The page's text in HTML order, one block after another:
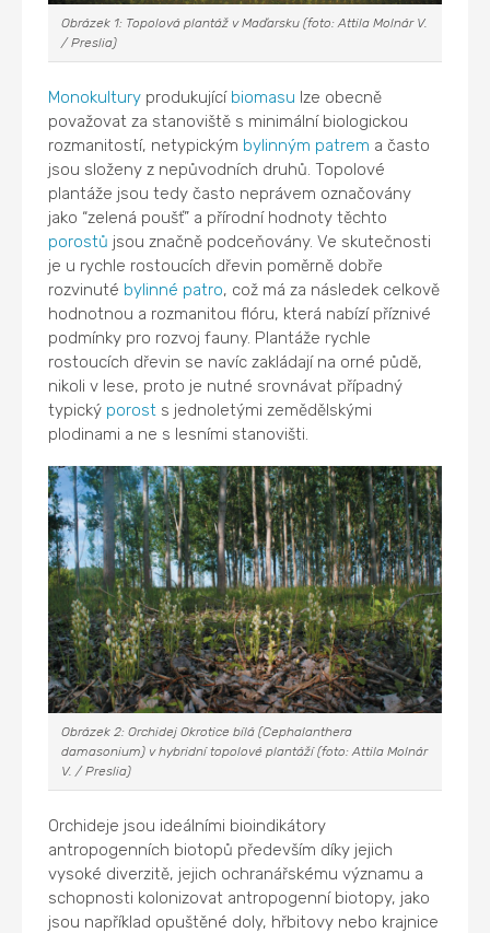
Obrázek 1: Topolová plantáž v Maďarsku (foto: Attila Molnár V.
/ Preslia)
Monokultury produkující biomasu lze obecně
považovat za stanoviště s minimální biologickou
rozmanitostí, netypickým bylinným patrem a často
jsou složeny z nepůvodních druhů. Topolové
plantáže jsou tedy často neprávem označovány
jako “zelená poušť” a přírodní hodnoty těchto
porostů jsou značně podceňovány. Ve skutečnosti
je u rychle rostoucích dřevin poměrně dobře
rozvinuté bylinné patro, což má za následek celkově
hodnotnou a rozmanitou flóru, která nabízí příznivé
podmínky pro rozvoj fauny. Plantáže rychle
rostoucích dřevin se navíc zakládají na orné půdě,
nikoli v lese, proto je nutné srovnávat případný
typický porost s jednoletými zemědělskými
plodinami a ne s lesními stanovišti.
Obrázek 2: Orchidej Okrotice bílá (Cephalanthera
damasonium) v hybridní topolové plantáží (foto: Attila Molnár
V. / Preslia)
Orchideje jsou ideálními bioindikátory
antropogenních biotopů především díky jejich
vysoké diverzitě, jejich ochranářskému významu a
schopnosti kolonizovat antropogenní biotopy, jako
jsou například opuštěné doly, hřbitovy nebo krajnice